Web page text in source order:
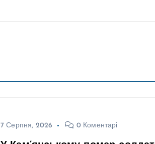
7 Серпня, 2026 0 Коментарі